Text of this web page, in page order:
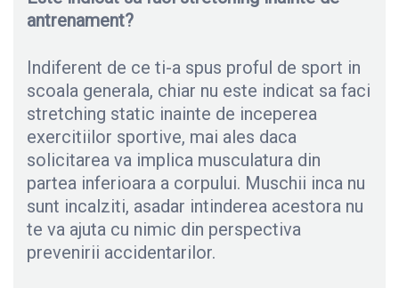
antrenament?
Indiferent de ce ti-a spus proful de sport in
scoala generala, chiar nu este indicat sa faci
stretching static inainte de inceperea
exercitiilor sportive, mai ales daca
solicitarea va implica musculatura din
partea inferioara a corpului. Muschii inca nu
sunt incalziti, asadar intinderea acestora nu
te va ajuta cu nimic din perspectiva
prevenirii accidentarilor.